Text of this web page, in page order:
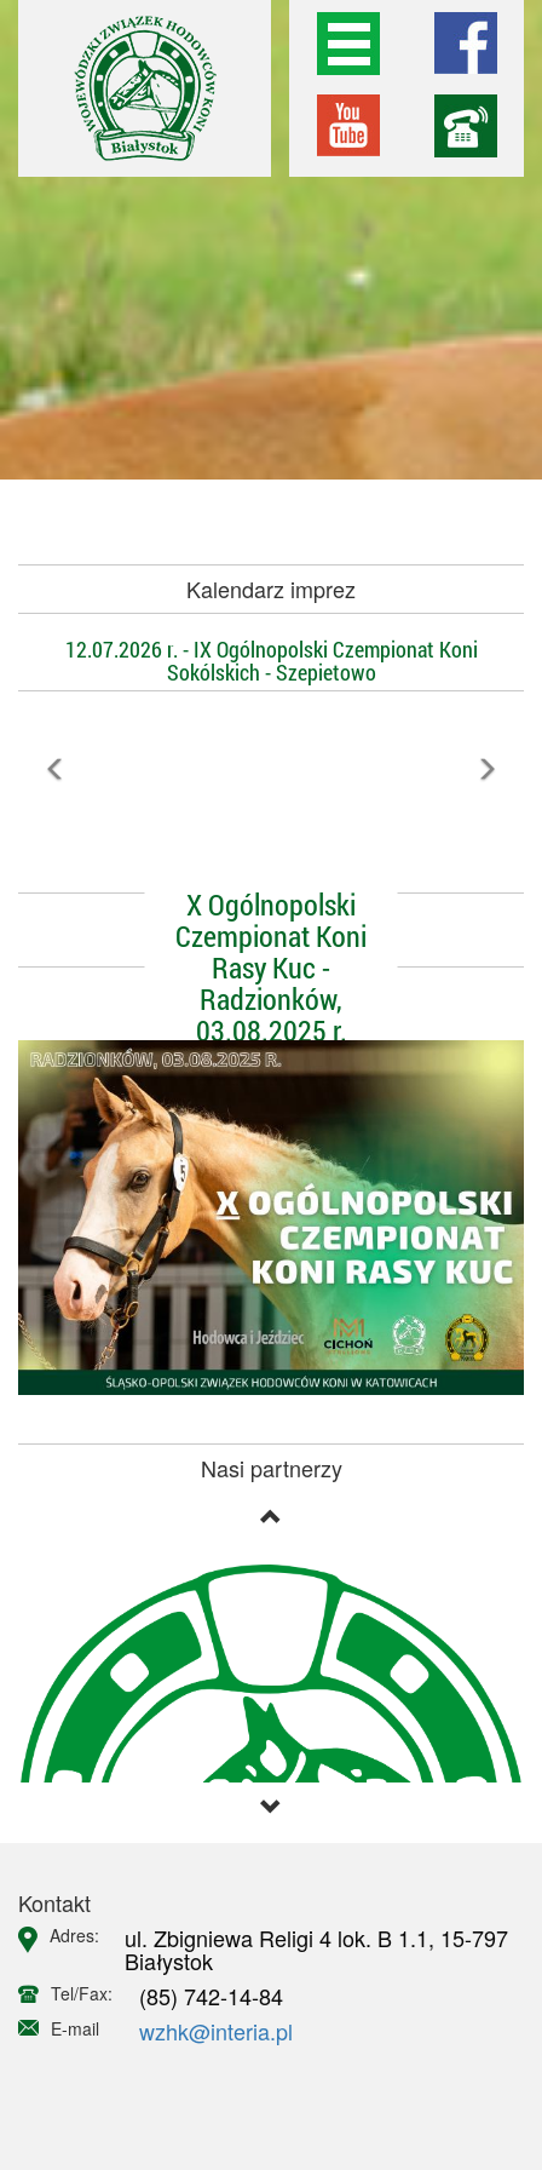
Kalendarz imprez
12.07.2026 r. - IX Ogólnopolski Czempionat Koni
Sokólskich - Szepietowo
X Ogólnopolski
Czempionat Koni
Rasy Kuc -
Radzionków,
03.08.2025 r.
Nasi partnerzy
Kontakt
Adres: ul. Zbigniewa Religi 4 lok. B 1.1, 15-797
Białystok
Tel/Fax: (85) 742-14-84
E-mail wzhk@interia.pl